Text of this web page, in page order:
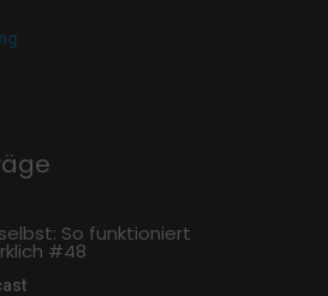
So funktioniert
#48